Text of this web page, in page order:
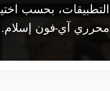
التطبيقات، بحسب
محرري آي-فون